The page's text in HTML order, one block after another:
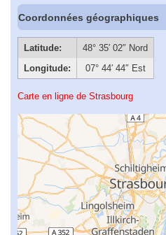
Coordonnées géographiques
Latitude:
48° 35′ 02″ Nord
Longitude:
07° 44′ 44″ Est
Carte en ligne de Strasbourg